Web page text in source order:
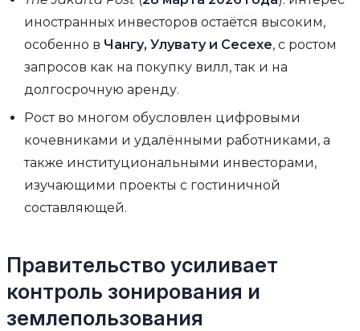
иностранных инвесторов остаётся высоким,
особенно в Чангу, Улувату и Сесехе, с ростом
запросов как на покупку вилл, так и на
долгосрочную аренду.
Рост во многом обусловлен цифровыми
кочевниками и удалёнными работниками, а
также институциональными инвесторами,
изучающими проекты с гостиничной
составляющей.
Правительство усиливает
контроль зонирования и
землепользования